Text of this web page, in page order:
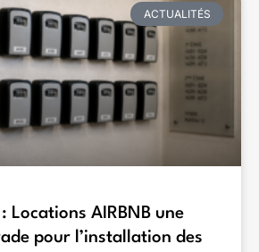
ACTUALITÉS
Locations AIRBNB une
pour l’installation des